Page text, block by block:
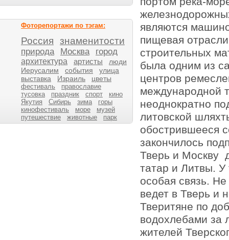
Фоторепортажи по тэгам:
Россия знаменитости
природа Москва город
архитектура артисты
люди
Иерусалим
события
улица
выставка
Израиль цветы
фестиваль
православие
тусовка
праздник спорт
кино
Якутия
Сибирь зима
горы
кинофестиваль
море
музей
путешествие
животные парк
являются
пищевая
строительных
была одним из
центров
международной
неоднократно
литовской
обострившееся
закончилось
Тверь и Москву
татар и Литвы. У
особая связь.
ведет в Тверь и
Тверитяне по
водохлебами за
жителей